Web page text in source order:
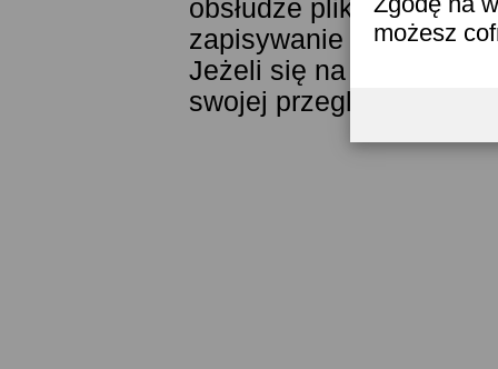
możesz
obsłudze plików
zapisywanie ich w
Jeżeli się na to nie
swojej przeglądarki.